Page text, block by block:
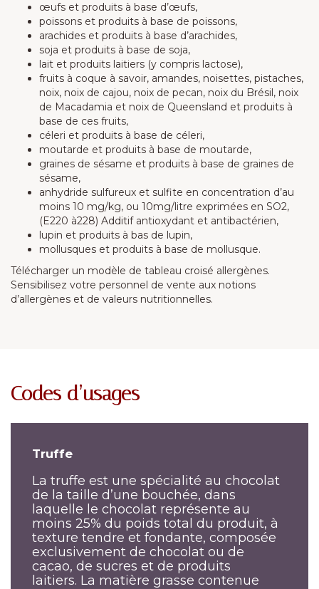
œufs et produits à base d’œufs,
poissons et produits à base de poissons,
arachides et produits à base d’arachides,
soja et produits à base de soja,
lait et produits laitiers (y compris lactose),
fruits à coque à savoir, amandes, noisettes, pistaches,
noix, noix de cajou, noix de pecan, noix du Brésil, noix
de Macadamia et noix de Queensland et produits à
base de ces fruits,
céleri et produits à base de céleri,
moutarde et produits à base de moutarde,
graines de sésame et produits à base de graines de
sésame,
anhydride sulfureux et sulfite en concentration d’au
moins 10 mg/kg, ou 10mg/litre exprimées en SO2,
(E220 à228) Additif antioxydant et antibactérien,
lupin et produits à bas de lupin,
mollusques et produits à base de mollusque.
Télécharger un modèle de tableau croisé allergènes.
Sensibilisez votre personnel de vente aux notions
d’allergènes et de valeurs nutritionnelles.
Codes d’usages
Truffe
La truffe est une spécialité au chocolat
de la taille d’une bouchée, dans
laquelle le chocolat représente au
moins 25% du poids total du produit, à
texture tendre et fondante, composée
exclusivement de chocolat ou de
cacao, de sucres et de produits
laitiers. La matière grasse contenue